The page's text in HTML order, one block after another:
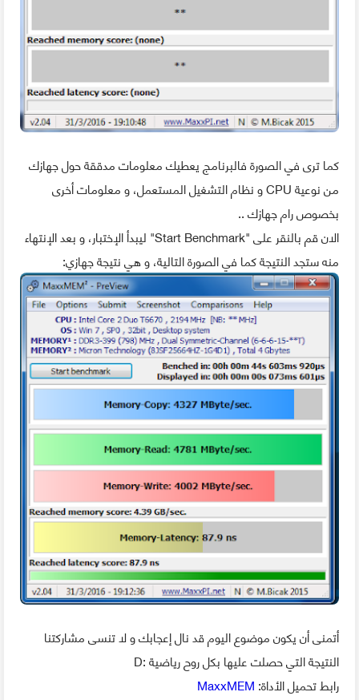
كما ترى في الصورة فالبرنامج يعطيك معلومات مدققة حول جهازك
من نوعية CPU و نظام التشغيل المستعمل، و معلومات أخرى
بخصوص رام جهازك ..
الان قم بالنقر على "Start Benchmark" ليبدأ الإختبار، و بعد الإنتهاء
منه ستجد النتيجة كما في الصورة التالية، و هي نتيجة جهازي:
أتمنى أن يكون موضوع اليوم قد نال إعجابك و لا تنسى مشاركتنا
النتيجة التي حصلت عليها بكل روح رياضية :D
رابط تحميل الأداة:MaxxMEM